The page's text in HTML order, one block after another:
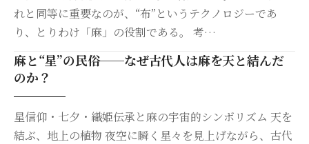
れと同等に重要なのが、“布”というテクノロジーであ
り、とりわけ「麻」の役割である。 考…
麻と“星”の民俗──なぜ古代人は麻を天と結んだ
のか？
星信仰・七夕・織姫伝承と麻の宇宙的シンボリズム 天を
結ぶ、地上の植物 夜空に瞬く星々を見上げながら、古代